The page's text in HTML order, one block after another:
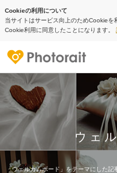
Cookieの利用について
当サイトはサービス向上のためCookieを
Cookie利用に同意したことになります。
ウェ
「ウェルカムボード」をテーマにした